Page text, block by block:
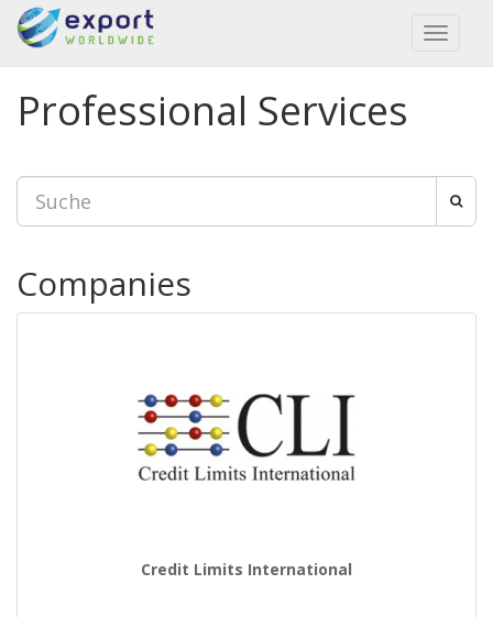
Toggle
Professional Services
Companies
Credit Limits International